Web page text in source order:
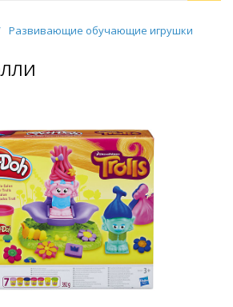
Развивающие обучающие игрушки